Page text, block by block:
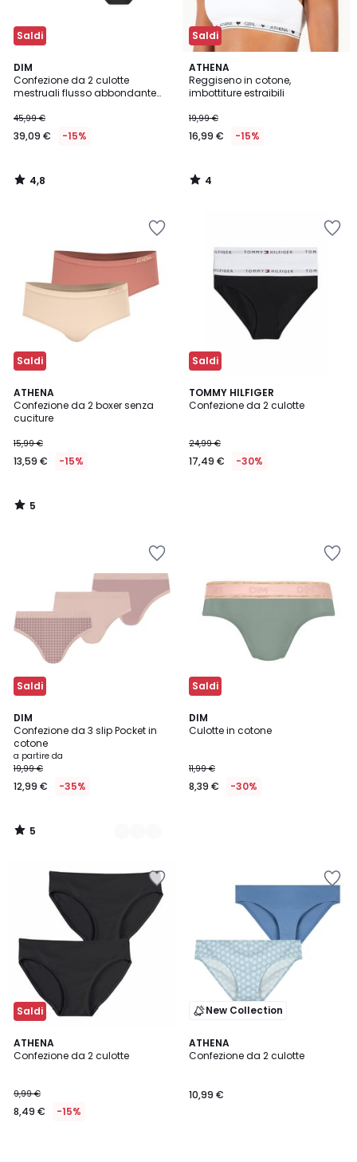
Saldi
DIM
Confezione da 2 culotte
mestruali flusso abbondante
45,99 €
39,09 € -15%
4,8
/ 5
4,8
/
Saldi
ATHENA
Reggiseno in cotone,
imbottiture estraibili
19,99 €
16,99 € -15%
4
/
5
4
/
Saldi
ATHENA
Confezione da 2 boxer senza
cuciture
15,99 €
13,59 € -15%
5
/
5
5
/
Saldi
TOMMY HILFIGER
Confezione da 2 culotte
24,99 €
17,49 € -30%
Saldi
DIM
Confezione da 3 slip Pocket in
cotone
a partire da
19,99 €
12,99 € -35%
5
/
5
2
Colori
5
/
Saldi
DIM
Culotte in cotone
11,99 €
8,39 € -30%
Saldi
ATHENA
Confezione da 2 culotte
9,99 €
8,49 € -15%
New Collection
ATHENA
Confezione da 2 culotte
10,99 €